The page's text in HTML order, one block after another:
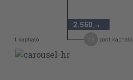
pont kapható
2.560 ,-Ft
pont kapható